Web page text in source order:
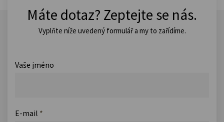
Máte dotaz? Zeptejte se nás.
Vyplňte níže uvedený formulář a my to zařídíme.
Vaše jméno
E-mail *